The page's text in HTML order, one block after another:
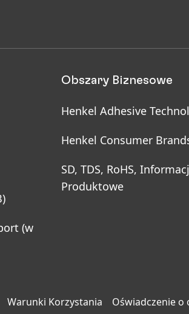
(w
Obszary Biznesowe
Henkel Adhesive
Henkel Consumer
SD, TDS, RoHS,
Produktowe
Warunki Korzystania Oświadczenie